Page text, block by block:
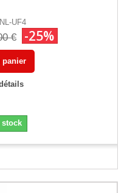
UF4
€ -25%
panier
stock